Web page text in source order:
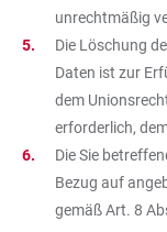
unrechtmäßig
Die Löschung
Daten ist zur
dem
erforderlich,
Die Sie
Bezug auf
gemäß Art. 8